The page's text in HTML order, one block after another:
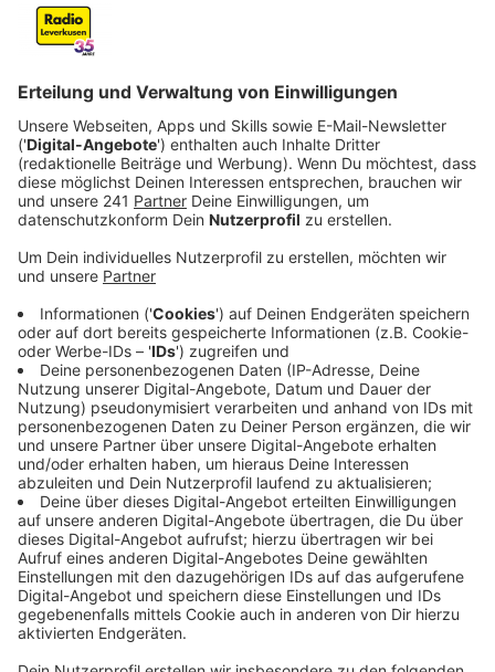
Veröffentlicht:
Krisenstab beendet – Stadt wertet Einsatz
aus
Anzeige
Mehrere Tage lang haben die hohen Temperaturen
Leverkusen stark belastet. Um die Auswirkungen der
Hitzewelle zu koordinieren, hatte die Stadt einen
Krisenstab eingerichtet. Dessen Einsatz konnte
gestern Morgen beendet werden. Nach Angaben der
Stadt hat die Hitze die Menschen in Leverkusen
deutlich gefordert. Nun sollen alle Ereignisse der
vergangenen Tage sowie die Maßnahmen des
Krisenstabs genau analysiert werden. Erste Ideen für
Verbesserungen gibt es bereits: Bei einer künftigen
Hitzewelle könnten unter anderem zusätzliche kühle
Aufenthaltsorte für die Bevölkerung geschaffen
werden.
Anzeige